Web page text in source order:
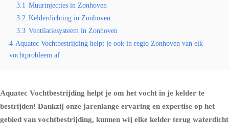
3.1 Muurinjecties in Zonhoven
3.2 Kelderdichting in Zonhoven
3.3 Ventilatiesysteem in Zonhoven
4 Aquatec Vochtbestrijding helpt je ook in regio Zonhoven van elk
vochtprobleem af
Aquatec Vochtbestrijding helpt je om het vocht in je kelder te
bestrijden! Dankzij onze jarenlange ervaring en expertise op het
gebied van vochtbestrijding, kunnen wij elke kelder terug waterdicht